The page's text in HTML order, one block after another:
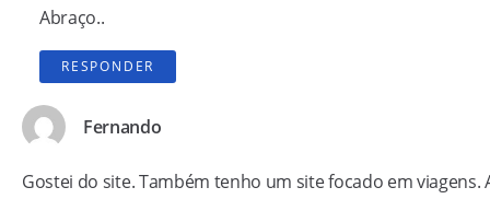
Abraço..
RESPONDER
Fernando
Gostei do site. Também tenho um site focado em viagens.